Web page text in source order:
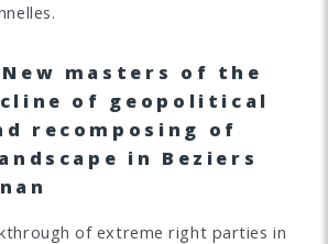
masters of the
of geopolitical
recomposing of
in Beziers
of extreme right parties in